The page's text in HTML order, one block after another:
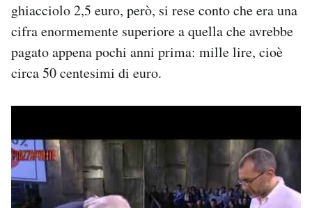
ghiacciolo 2,5 euro, però, si rese conto che era una
cifra enormemente superiore a quella che avrebbe
pagato appena pochi anni prima: mille lire, cioè
circa 50 centesimi di euro.